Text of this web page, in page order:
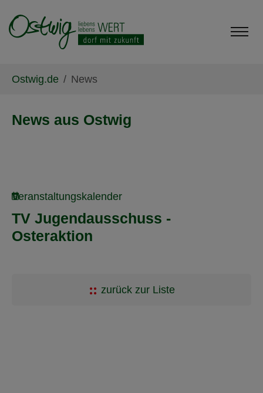
Ostwig.de News
News aus Ostwig
Veranstaltungskalender
TV Jugendausschuss -
Osteraktion
zurück zur Liste